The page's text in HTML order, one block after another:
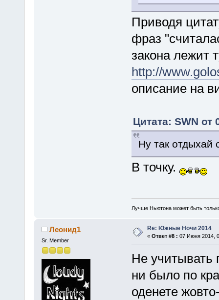
Приводя
фраз
закона лежит
http://
описание на
Цитата: SWN
Ну так отдыхай
В точку.
Лучше Ньютона может быть
Леонид1
Sr. Member
Re: Южные Ночи 2014
« Ответ #8 : 07 Июня 2014,
Не учитывать
ни было по
оденете